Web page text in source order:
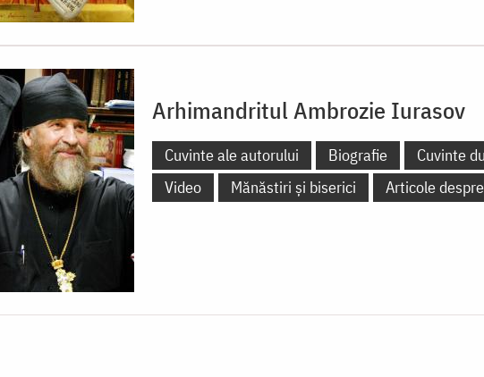
Arhimandritul Ambrozie Iurasov
Cuvinte ale autorului Biografie
Cuvinte
Video
Mănăstiri și biserici Articole